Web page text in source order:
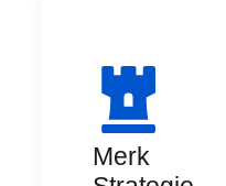
Merk